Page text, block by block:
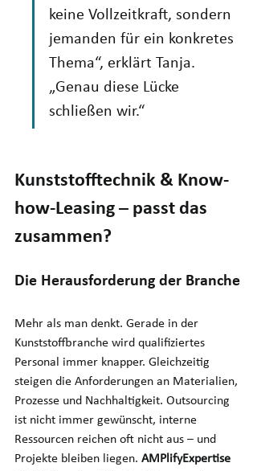
keine Vollzeitkraft, sondern
jemanden für ein konkretes
Thema“, erklärt Tanja.
„Genau diese Lücke
schließen wir.“
Kunststofftechnik & Know-
how-Leasing – passt das
zusammen?
Die Herausforderung der Branche
Mehr als man denkt. Gerade in der
Kunststoffbranche wird qualifiziertes
Personal immer knapper. Gleichzeitig
steigen die Anforderungen an Materialien,
Prozesse und Nachhaltigkeit. Outsourcing
ist nicht immer gewünscht, interne
Ressourcen reichen oft nicht aus – und
Projekte bleiben liegen. AMPlifyExpertise